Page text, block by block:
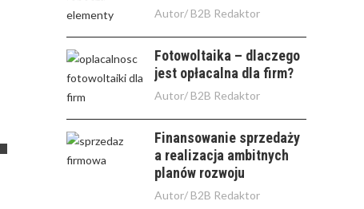
Autor/ B2B Redaktor
Fotowoltaika – dlaczego
jest opłacalna dla firm?
Autor/ B2B Redaktor
Finansowanie sprzedaży
a realizacja ambitnych
planów rozwoju
Autor/ B2B Redaktor